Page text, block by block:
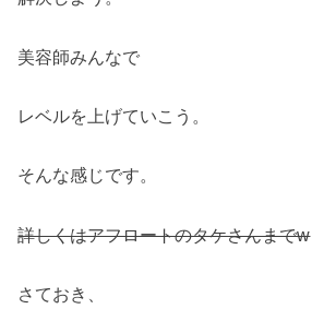
美容師みんなで
レベルを上げていこう。
そんな感じです。
詳しくはアフロートのタケさんまでw
さておき、